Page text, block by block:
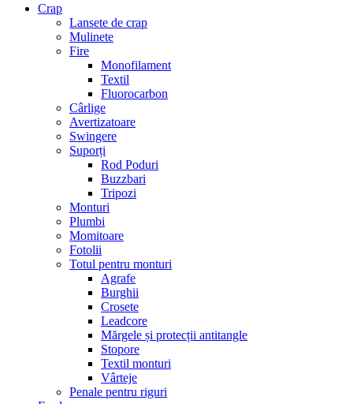
Crap
Lansete de crap
Mulinete
Fire
Monofilament
Textil
Fluorocarbon
Cârlige
Avertizatoare
Swingere
Suporți
Rod Poduri
Buzzbari
Tripozi
Monturi
Plumbi
Momitoare
Fotolii
Totul pentru monturi
Agrafe
Burghii
Crosete
Leadcore
Mărgele și protecții antitangle
Stopore
Textil monturi
Vârteje
Penale pentru riguri